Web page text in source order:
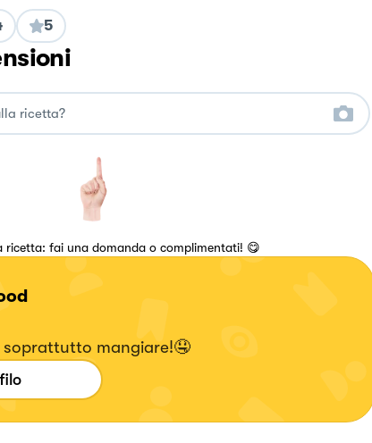
5
ricetta: fai una domanda o complimentati! 😋
mangiare!🤤